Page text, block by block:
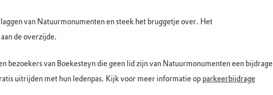
van Natuurmonumenten en steek het bruggetje over. Het
de overzijde.
bezoekers van Boekesteyn die geen lid zijn van Natuurmonumenten een bijdrage
uitrijden met hun ledenpas. Kijk voor meer informatie op parkeerbijdrage